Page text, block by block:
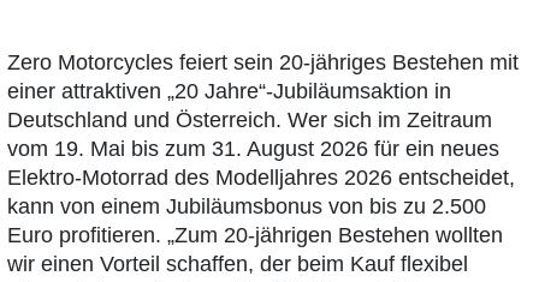
Zero Motorcycles feiert sein 20‑jähriges Bestehen mit
einer attraktiven „20 Jahre“-Jubiläumsaktion in
Deutschland und Österreich. Wer sich im Zeitraum
vom 19. Mai bis zum 31. August 2026 für ein neues
Elektro-Motorrad des Modelljahres 2026 entscheidet,
kann von einem Jubiläumsbonus von bis zu 2.500
Euro profitieren. „Zum 20‑jährigen Bestehen wollten
wir einen Vorteil schaffen, der beim Kauf flexibel